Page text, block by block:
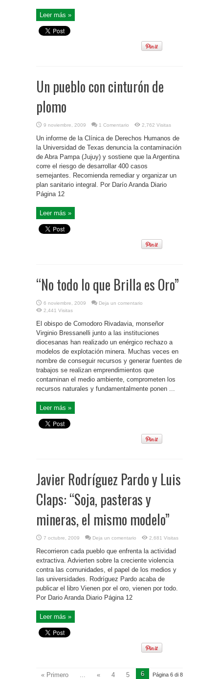
Leer más »
Un pueblo con cinturón de
plomo
9 noviembre, 2009 1 Comentario 2,762 Visitas
Un informe de la Clínica de Derechos Humanos de
la Universidad de Texas denuncia la contaminación
de Abra Pampa (Jujuy) y sostiene que la Argentina
corre el riesgo de desarrollar 400 casos
semejantes. Recomienda remediar y organizar un
plan sanitario integral. Por Darío Aranda Diario
Página 12
Leer más »
“No todo lo que Brilla es Oro”
6 noviembre, 2009
Deja un comentario
2,441 Visitas
El obispo de Comodoro Rivadavia, monseñor
Virginio Bressanelli junto a las instituciones
diocesanas han realizado un enérgico rechazo a
modelos de explotación minera. Muchas veces en
nombre de conseguir recursos y generar fuentes de
trabajos se realizan emprendimientos que
contaminan el medio ambiente, comprometen los
recursos naturales y fundamentalmente ponen ...
Leer más »
Javier Rodríguez Pardo y Luis
Claps: “Soja, pasteras y
mineras, el mismo modelo”
7 octubre, 2009 Deja un comentario 2,681 Visitas
Recorrieron cada pueblo que enfrenta la actividad
extractiva. Advierten sobre la creciente violencia
contra las comunidades, el papel de los medios y
las universidades. Rodríguez Pardo acaba de
publicar el libro Vienen por el oro, vienen por todo.
Por Dario Aranda Diario Página 12
Leer más »
Página 6 di 8
« Primero « 4 5
6